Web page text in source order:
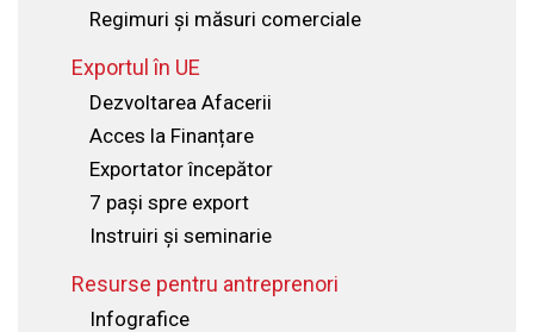
Regimuri și măsuri comerciale
Exportul în UE
Dezvoltarea Afacerii
Acces la Finanțare
Exportator începător
7 pași spre export
Instruiri și seminarie
Resurse pentru antreprenori
Infografice